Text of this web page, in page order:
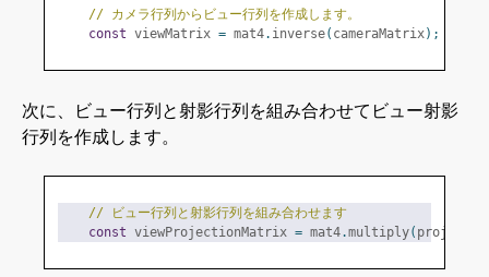
// カメラ行列からビュー行列を作成します。
const viewMatrix = mat4. inverse( cameraMatrix);
次に、ビュー行列と射影行列を組み合わせてビュー射影
行列を作成します。
// ビュー行列と射影行列を組み合わせます
const viewProjectionMatrix = mat4.multiply(